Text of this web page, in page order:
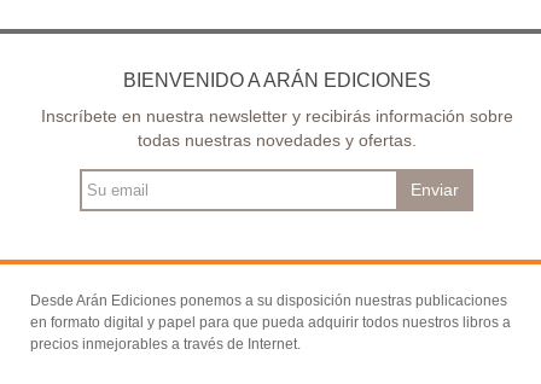
BIENVENIDO A ARÁN EDICIONES
Inscríbete en nuestra newsletter y recibirás información sobre
todas nuestras novedades y ofertas.
Enviar
Desde Arán Ediciones ponemos a su disposición nuestras publicaciones
en formato digital y papel para que pueda adquirir todos nuestros libros a
precios inmejorables a través de Internet.